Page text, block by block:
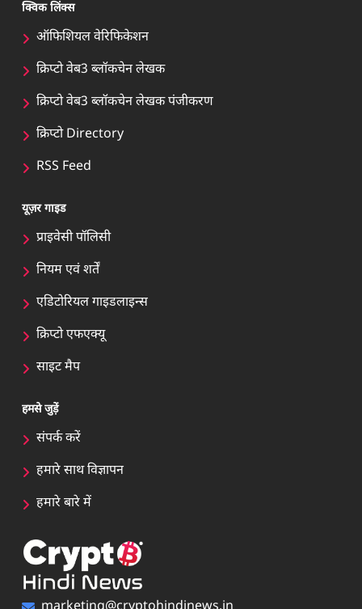
क्विक लिंक्स
ऑफिशियल वेरिफिकेशन
क्रिप्टो वेब3 ब्लॉकचेन लेखक
क्रिप्टो वेब3 ब्लॉकचेन लेखक पंजीकरण
क्रिप्टो Directory
RSS Feed
यूज़र गाइड
प्राइवेसी पॉलिसी
नियम एवं शर्तें
एडिटोरियल गाइडलाइन्स
क्रिप्टो एफएक्यू
साइट मैप
हमसे जुड़ें
संपर्क करें
हमारे साथ विज्ञापन
हमारे बारे में